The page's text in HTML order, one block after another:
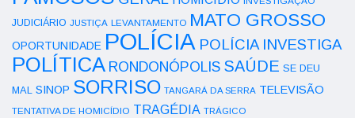
JUDICIÁRIO JUSTIÇA LEVANTAMENTO MATO GROSSO
OPORTUNIDADE POLÍCIA POLÍCIA INVESTIGA
POLÍTICA RONDONÓPOLIS SAÚDE SE DEU
MAL SINOP SORRISO TANGARÁ DA SERRA TELEVISÃO
TENTATIVA DE HOMICÍDIO TRAGÉDIA TRÁGICO